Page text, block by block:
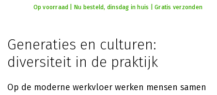
Op voorraad | Nu besteld, dinsdag in huis | Gratis verzonden
Generaties en culturen:
diversiteit in de praktijk
Op de moderne werkvloer werken mensen samen